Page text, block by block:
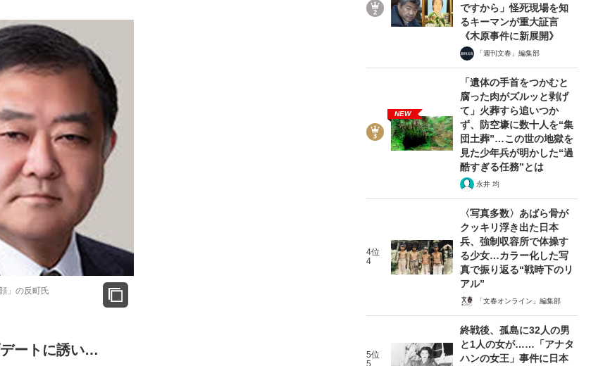
」の反町氏
デートに誘い…
ですから」怪死現場を知
るキーマンが重大証言
《木原事件に新展開》
「週刊文春」編集部
NEW
「遺体の手首をつかむと
腐った肉がズルッと剥げ
て」火葬すら追いつか
ず、防空壕に数十人を“集
団土葬”…この世の地獄を
見た少年兵が明かした“過
酷すぎる任務”とは
永井 均
4位
4
〈写真多数〉あばら骨が
クッキリ浮き出た日本
兵、強制収容所で体操す
る少女…カラー化した写
真で振り返る“戦時下のリ
アル”
「文春オンライン」編集部
5位
終戦後、孤島に32人の男
と1人の女が……「アナタ
ハンの女王」事件に日本